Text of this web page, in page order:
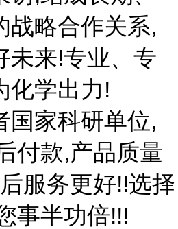
战略合作关系,
未来!专业、专
化学出力!
国家科研单位,
付款,产品质量
服务更好!!选择
事半功倍!!!